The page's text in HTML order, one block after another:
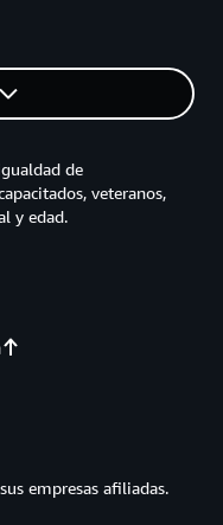
de
veteranos,
y edad.
empresas afiliadas.